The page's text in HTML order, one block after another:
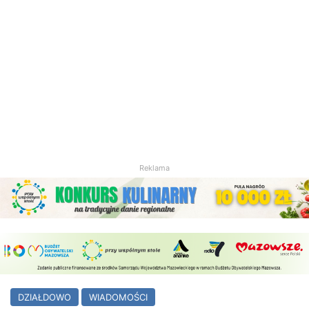
Reklama
DZIAŁDOWO WIADOMOŚCI